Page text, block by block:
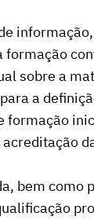
formação
sobre a
a
formação
acreditação
bem como